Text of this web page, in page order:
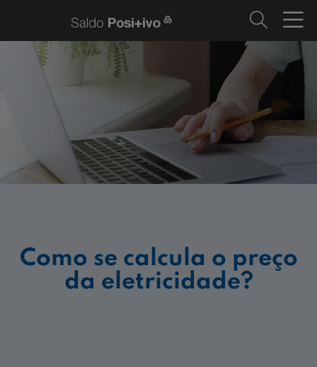
Como se calcula o preço
da eletricidade?